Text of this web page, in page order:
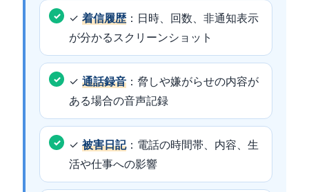
✓ 着信履歴：日時、回数、非通知表示
が分かるスクリーンショット
✓ 通話録音 ：脅しや嫌がらせの内容が
ある場合の音声記録
✓ 被害日記：電話の時間帯、内容、生
活や仕事への影響